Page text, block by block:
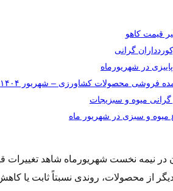
قیمت کاهو
گرانی
در شهریورماه
فروشی محصولات کشاورزی – شهریور ۱۴۰۴
میوه و سبزیجات
میوه و سبزی در شهریور ماه
در نیمه نخست شهریورماه شاهد
از محصولات، روندی نسبتاً ثابت یا